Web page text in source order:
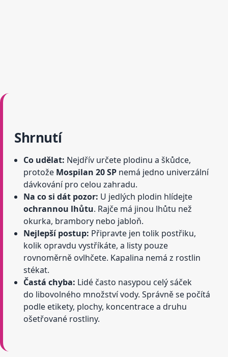
Shrnutí
Co udělat: Nejdřív určete plodinu a škůdce,
protože Mospilan 20 SP nemá jedno univerzální
dávkování pro celou zahradu.
Na co si dát pozor: U jedlých plodin hlídejte
ochrannou lhůtu. Rajče má jinou lhůtu než
okurka, brambory nebo jabloň.
Nejlepší postup: Připravte jen tolik postřiku,
kolik opravdu vystříkáte, a listy pouze
rovnoměrně ovlhčete. Kapalina nemá z rostlin
stékat.
Častá chyba: Lidé často nasypou celý sáček
do libovolného množství vody. Správně se počítá
podle etikety, plochy, koncentrace a druhu
ošetřované rostliny.